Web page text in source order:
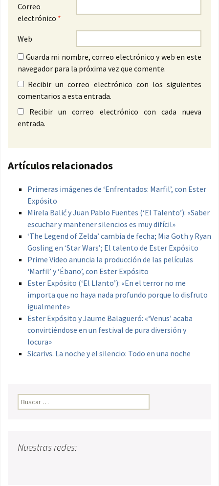
Correo
electrónico *
Web
Guarda mi nombre, correo electrónico y web en este
navegador para la próxima vez que comente.
Recibir un correo electrónico con los siguientes
comentarios a esta entrada.
Recibir un correo electrónico con cada nueva
entrada.
Artículos relacionados
Primeras imágenes de ‘Enfrentados: Marfil’, con Ester
Expósito
Mirela Balić y Juan Pablo Fuentes (‘El Talento’): «Saber
escuchar y mantener silencios es muy difícil»
‘The Legend of Zelda’ cambia de fecha; Mia Goth y Ryan
Gosling en ‘Star Wars’; El talento de Ester Expósito
Prime Video anuncia la producción de las películas
‘Marfil’ y ‘Ébano’, con Ester Expósito
Ester Expósito (‘El Llanto’): «En el terror no me
importa que no haya nada profundo porque lo disfruto
igualmente»
Ester Expósito y Jaume Balagueró: «‘Venus’ acaba
convirtiéndose en un festival de pura diversión y
locura»
Sicarivs. La noche y el silencio: Todo en una noche
Buscar:
Nuestras redes: